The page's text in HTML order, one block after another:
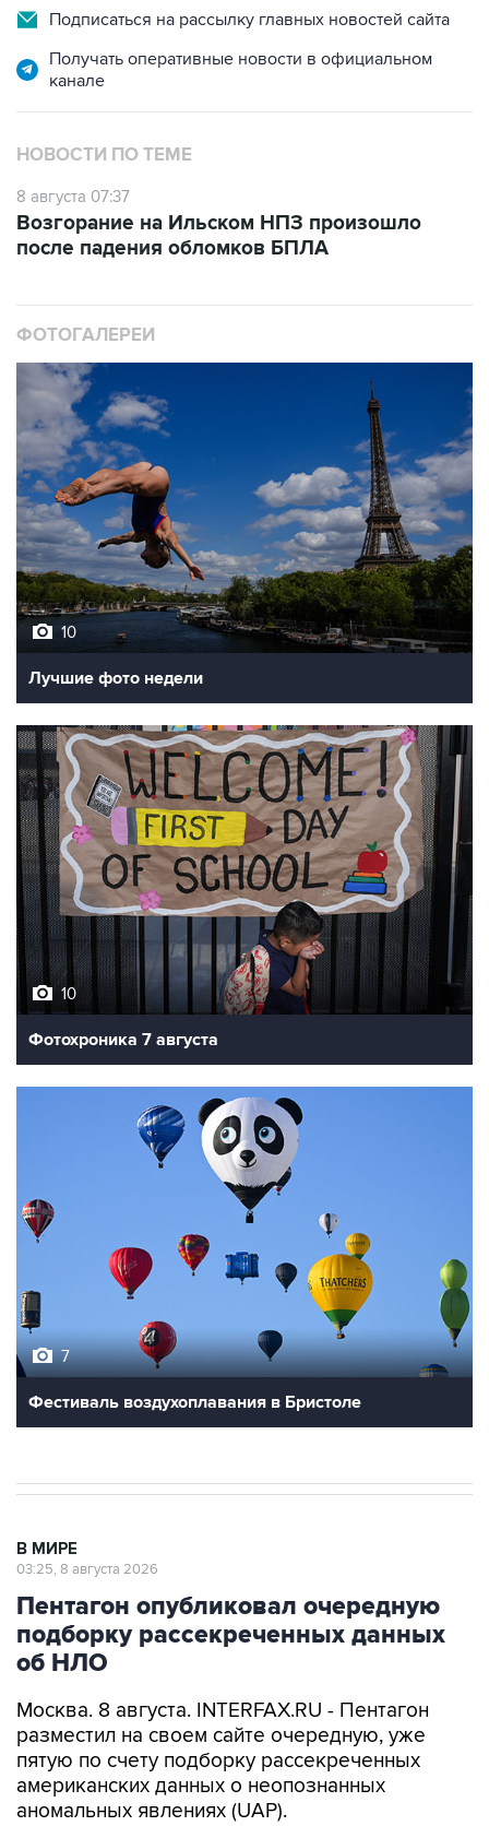
Подписаться на рассылку главных новостей сайта
Получать оперативные новости в официальном
канале
НОВОСТИ ПО ТЕМЕ
8 августа 07:37
Возгорание на Ильском НПЗ произошло
после падения обломков БПЛА
ФОТОГАЛЕРЕИ
10
Лучшие фото недели
10
Фотохроника 7 августа
7
Фестиваль воздухоплавания в Бристоле
В МИРЕ
03:25, 8 августа 2026
Пентагон опубликовал очередную
подборку рассекреченных данных
об НЛО
Москва. 8 августа. INTERFAX.RU - Пентагон
разместил на своем сайте очередную, уже
пятую по счету подборку рассекреченных
американских данных о неопознанных
аномальных явлениях (UAP).